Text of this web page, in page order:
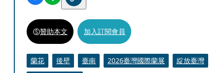
贊助本文 加入訂閱會員
蘭花 後壁 臺南 2026臺灣國際蘭展
綻放臺灣